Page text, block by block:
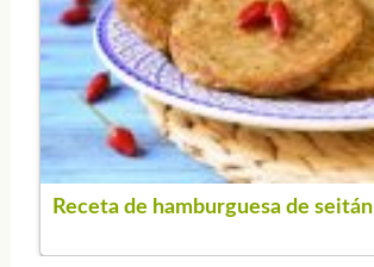
Receta de hamburguesa de seitán